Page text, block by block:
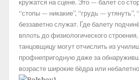
кружатся на сцене. Это — балет со
“стопы — никакие”, “грудь — утянуть”,
беззаветно служат. Где балету
вплоть до физиологического
танцовщицу могут отчислить из
профнепригодную даже за
возрасте широкие бёдра или